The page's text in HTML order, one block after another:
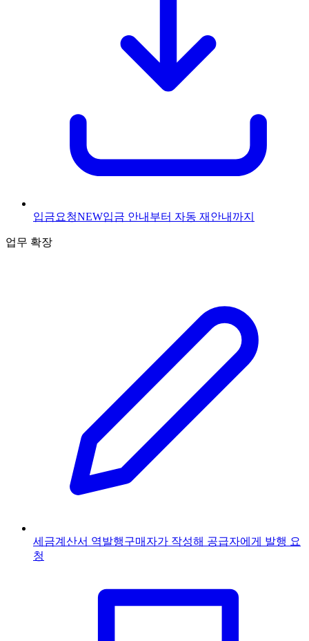
입금요청NEW입금 안내부터 자동 재안내까지
업무 확장
세금계산서 역발행구매자가 작성해 공급자에게 발행 요
청